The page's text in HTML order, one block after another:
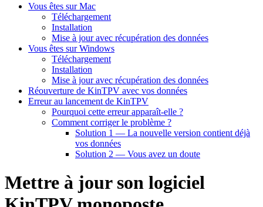
Vous êtes sur Mac
Téléchargement
Installation
Mise à jour avec récupération des données
Vous êtes sur Windows
Téléchargement
Installation
Mise à jour avec récupération des données
Réouverture de KinTPV avec vos données
Erreur au lancement de KinTPV
Pourquoi cette erreur apparaît-elle ?
Comment corriger le problème ?
Solution 1 — La nouvelle version contient déjà
vos données
Solution 2 — Vous avez un doute
Mettre à jour son logiciel